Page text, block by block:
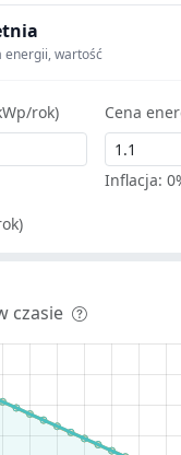
energii, wartość
rok) Cena
Inflacja:
czasie